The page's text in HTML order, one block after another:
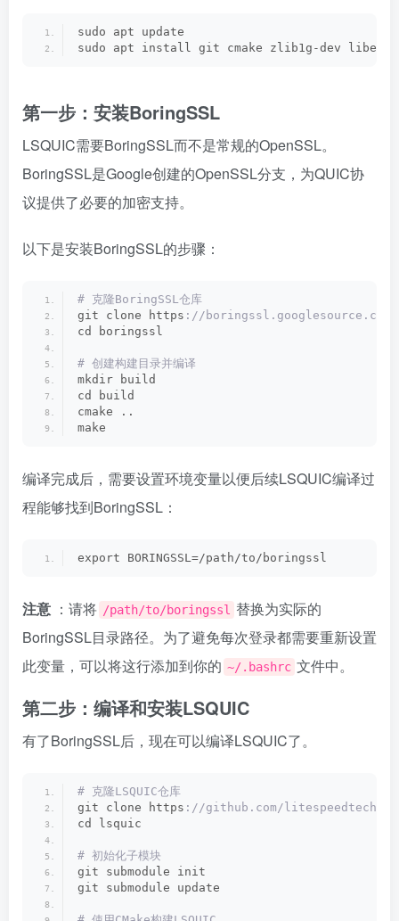
sudo apt update
sudo apt install git cmake zlib1g-dev
第一步：安装BoringSSL
LSQUIC需要BoringSSL而不是常规的OpenSSL。
BoringSSL是Google创建的OpenSSL分支，为QUIC协
议提供了必要的加密支持。
以下是安装BoringSSL的步骤：
# 克隆BoringSSL仓库
git clone https ://
cd boringssl
# 创建构建目录并编译
mkdir build
cd build
cmake ..
make
编译完成后，需要设置环境变量以便后续LSQUIC编译过
程能够找到BoringSSL：
export BORINGSSL=/path/to/boringssl
注意 ：请将 /path/to/boringssl
替换为实际的
BoringSSL目录路径。为了避免每次登录都需要重新设置
此变量，可以将这行添加到你的 ~/.bashrc 文件中。
第二步：编译和安装LSQUIC
有了BoringSSL后，现在可以编译LSQUIC了。
# 克隆LSQUIC仓库
git clone https ://github.com/litespeedtech/
cd lsquic
# 初始化子模块
git submodule init
git submodule update